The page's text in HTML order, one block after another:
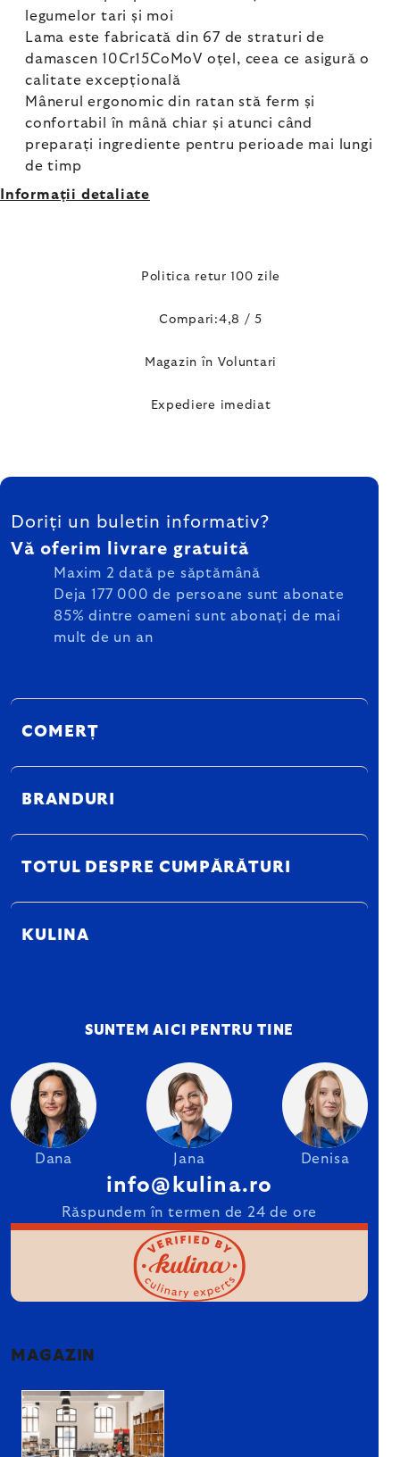
legumelor tari și moi
Lama este fabricată din 67 de straturi de
damascen 10Cr15CoMoV oțel, ceea ce asigură o
calitate excepțională
Mânerul ergonomic din ratan stă ferm și
confortabil în mână chiar și atunci când
preparați ingrediente pentru perioade mai lungi
de timp
Informaţii detaliate
Politica retur 100 zile
Compari:4,8 / 5
Magazin în Voluntari
Expediere imediat
SUBSOL
Doriți un buletin informativ?
Vă oferim livrare gratuită
Maxim 2 dată pe săptămână
Deja 177 000 de persoane sunt abonate
85% dintre oameni sunt abonați de mai
mult de un an
COMERȚ
BRANDURI
TOTUL DESPRE CUMPĂRĂTURI
KULINA
SUNTEM AICI PENTRU TINE
Dana Jana Denisa
info@kulina.ro
Răspundem în termen de 24 de ore
MAGAZIN